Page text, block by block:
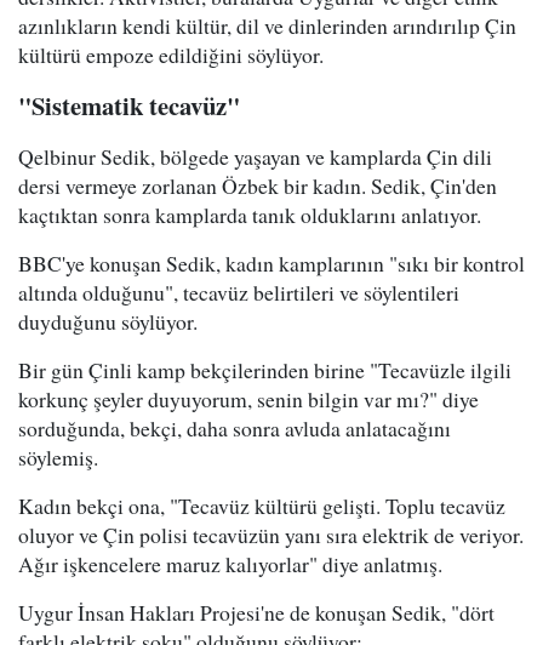
azınlıkların kendi kültür, dil ve dinlerinden arındırılıp Çin
kültürü empoze edildiğini söylüyor.
"Sistematik tecavüz"
Qelbinur Sedik, bölgede yaşayan ve kamplarda Çin dili
dersi vermeye zorlanan Özbek bir kadın. Sedik, Çin'den
kaçtıktan sonra kamplarda tanık olduklarını anlatıyor.
BBC'ye konuşan Sedik, kadın kamplarının "sıkı bir kontrol
altında olduğunu", tecavüz belirtileri ve söylentileri
duyduğunu söylüyor.
Bir gün Çinli kamp bekçilerinden birine "Tecavüzle ilgili
korkunç şeyler duyuyorum, senin bilgin var mı?" diye
sorduğunda, bekçi, daha sonra avluda anlatacağını
söylemiş.
Kadın bekçi ona, "Tecavüz kültürü gelişti. Toplu tecavüz
oluyor ve Çin polisi tecavüzün yanı sıra elektrik de veriyor.
Ağır işkencelere maruz kalıyorlar" diye anlatmış.
Uygur İnsan Hakları Projesi'ne de konuşan Sedik, "dört